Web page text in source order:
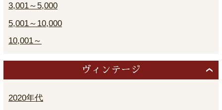
3,001～5,000
5,001～10,000
10,001～
ヴィンテージ
2020年代